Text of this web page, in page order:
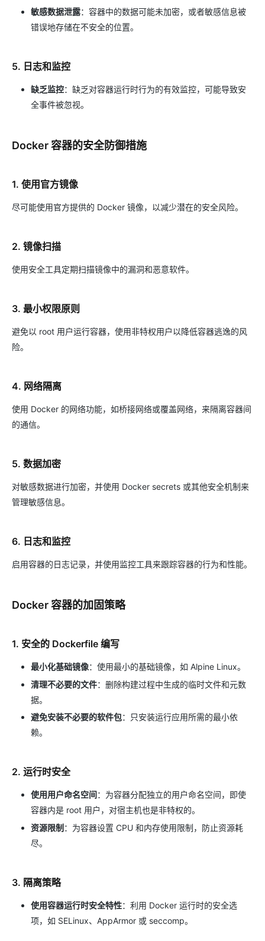
敏感数据泄露：容器中的数据可能未加密，或者敏感信息被
错误地存储在不安全的位置。
5. 日志和监控
缺乏监控：缺乏对容器运行时行为的有效监控，可能导致安
全事件被忽视。
Docker 容器的安全防御措施
1. 使用官方镜像
尽可能使用官方提供的 Docker 镜像，以减少潜在的安全风险。
2. 镜像扫描
使用安全工具定期扫描镜像中的漏洞和恶意软件。
3. 最小权限原则
避免以 root 用户运行容器，使用非特权用户以降低容器逃逸的风
险。
4. 网络隔离
使用 Docker 的网络功能，如桥接网络或覆盖网络，来隔离容器间
的通信。
5. 数据加密
对敏感数据进行加密，并使用 Docker secrets 或其他安全机制来
管理敏感信息。
6. 日志和监控
启用容器的日志记录，并使用监控工具来跟踪容器的行为和性能。
Docker 容器的加固策略
1. 安全的 Dockerfile 编写
最小化基础镜像：使用最小的基础镜像，如 Alpine Linux。
清理不必要的文件：删除构建过程中生成的临时文件和元数
据。
避免安装不必要的软件包：只安装运行应用所需的最小依
赖。
2. 运行时安全
使用用户命名空间：为容器分配独立的用户命名空间，即使
容器内是 root 用户，对宿主机也是非特权的。
资源限制 ：为容器设置 CPU 和内存使用限制，防止资源耗
尽。
3. 隔离策略
使用容器运行时安全特性：利用 Docker 运行时的安全选
项，如 SELinux、AppArmor 或 seccomp。